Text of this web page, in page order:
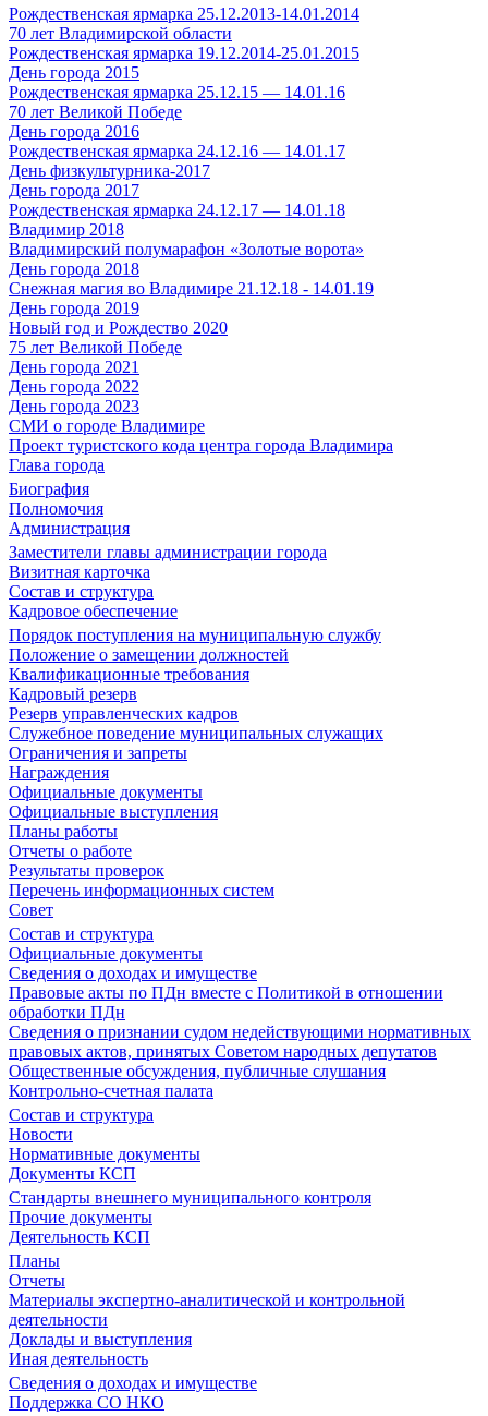
Рождественская ярмарка 25.12.2013-14.01.2014
70 лет Владимирской области
Рождественская ярмарка 19.12.2014-25.01.2015
День города 2015
Рождественская ярмарка 25.12.15 — 14.01.16
70 лет Великой Победе
День города 2016
Рождественская ярмарка 24.12.16 — 14.01.17
День физкультурника-2017
День города 2017
Рождественская ярмарка 24.12.17 — 14.01.18
Владимир 2018
Владимирский полумарафон «Золотые ворота»
День города 2018
Снежная магия во Владимире 21.12.18 - 14.01.19
День города 2019
Новый год и Рождество 2020
75 лет Великой Победе
День города 2021
День города 2022
День города 2023
СМИ о городе Владимире
Проект туристского кода центра города Владимира
Глава города
Биография
Полномочия
Администрация
Заместители главы администрации города
Визитная карточка
Состав и структура
Кадровое обеспечение
Порядок поступления на муниципальную службу
Положение о замещении должностей
Квалификационные требования
Кадровый резерв
Резерв управленческих кадров
Служебное поведение муниципальных служащих
Ограничения и запреты
Награждения
Официальные документы
Официальные выступления
Планы работы
Отчеты о работе
Результаты проверок
Перечень информационных систем
Совет
Состав и структура
Официальные документы
Сведения о доходах и имуществе
Правовые акты по ПДн вместе с Политикой в отношении
обработки ПДн
Сведения о признании судом недействующими нормативных
правовых актов, принятых Советом народных депутатов
Общественные обсуждения, публичные слушания
Контрольно-счетная палата
Состав и структура
Новости
Нормативные документы
Документы КСП
Стандарты внешнего муниципального контроля
Прочие документы
Деятельность КСП
Планы
Отчеты
Материалы экспертно-аналитической и контрольной
деятельности
Доклады и выступления
Иная деятельность
Сведения о доходах и имуществе
Поддержка СО НКО